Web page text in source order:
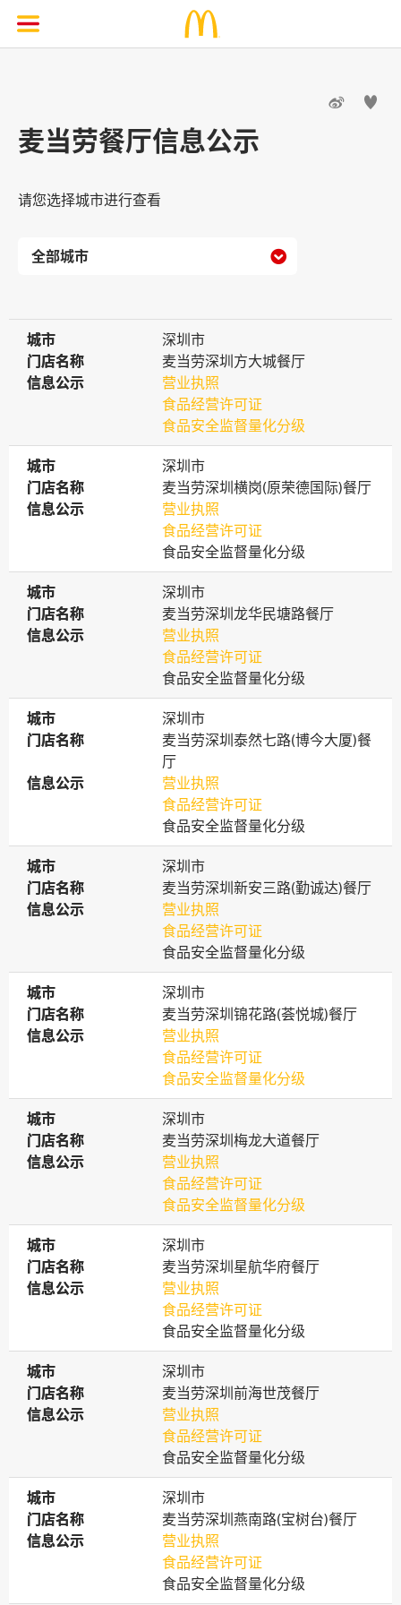
 
麦当劳餐厅信息公示
请您选择城市进行查看

城市
城市
深圳市
门店名称
门店名称
麦当劳深圳方大城餐厅
信息公示
信息公示
营业执照
食品经营许可证
食品安全监督量化分级
城市
城市
深圳市
门店名称
门店名称
麦当劳深圳横岗(原荣德国际)餐厅
信息公示
信息公示
营业执照
食品经营许可证
食品安全监督量化分级
城市
城市
深圳市
门店名称
门店名称
麦当劳深圳龙华民塘路餐厅
信息公示
信息公示
营业执照
食品经营许可证
食品安全监督量化分级
城市
城市
深圳市
门店名称
门店名称
麦当劳深圳泰然七路(博今大厦)餐
厅
信息公示
信息公示
营业执照
食品经营许可证
食品安全监督量化分级
城市
城市
深圳市
门店名称
门店名称
麦当劳深圳新安三路(勤诚达)餐厅
信息公示
信息公示
营业执照
食品经营许可证
食品安全监督量化分级
城市
城市
深圳市
门店名称
门店名称
麦当劳深圳锦花路(荟悦城)餐厅
信息公示
信息公示
营业执照
食品经营许可证
食品安全监督量化分级
城市
城市
深圳市
门店名称
门店名称
麦当劳深圳梅龙大道餐厅
信息公示
信息公示
营业执照
食品经营许可证
食品安全监督量化分级
城市
城市
深圳市
门店名称
门店名称
麦当劳深圳星航华府餐厅
信息公示
信息公示
营业执照
食品经营许可证
食品安全监督量化分级
城市
城市
深圳市
门店名称
门店名称
麦当劳深圳前海世茂餐厅
信息公示
信息公示
营业执照
食品经营许可证
食品安全监督量化分级
城市
城市
深圳市
门店名称
门店名称
麦当劳深圳燕南路(宝树台)餐厅
信息公示
信息公示
营业执照
食品经营许可证
食品安全监督量化分级